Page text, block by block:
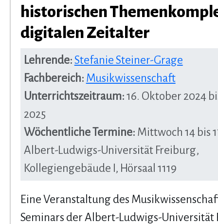
historischen
digitalen Zeitalter
Lehrende: Stefanie Steiner-Grage
Fachbereich: Musikwissenschaft
Unterrichtszeitraum: 16. Oktober 2024
2025
Wöchentliche Termine: Mittwoch 14 bis
Albert-Ludwigs-Universität Freiburg,
Kollegiengebäude I, Hörsaal 1119
Eine Veranstaltung des
Seminars der Albert-Ludwigs-Universität